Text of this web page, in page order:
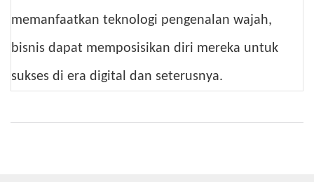
memanfaatkan teknologi pengenalan wajah,
bisnis dapat memposisikan diri mereka untuk
sukses di era digital dan seterusnya.